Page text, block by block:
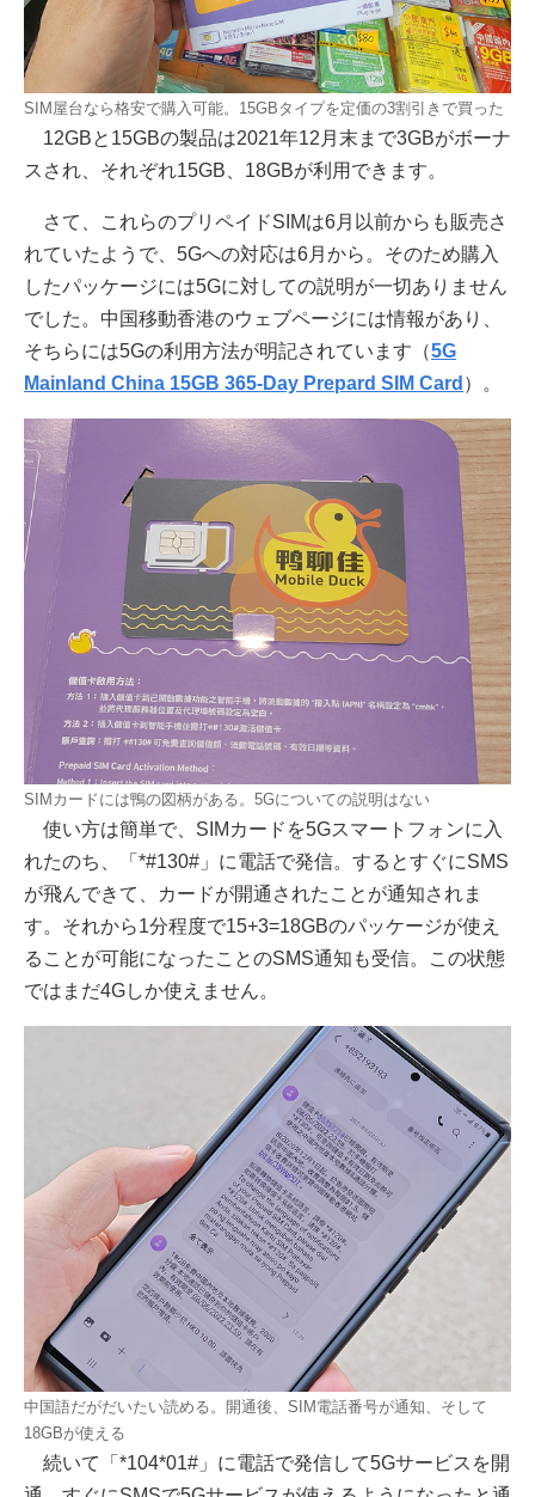
SIM屋台なら格安で購入可能。15GBタイプを定価の3割引きで買った
12GBと15GBの製品は2021年12月末まで3GBがボーナ
スされ、それぞれ15GB、18GBが利用できます。
さて、これらのプリペイドSIMは6月以前からも販売さ
れていたようで、5Gへの対応は6月から。そのため購入
したパッケージには5Gに対しての説明が一切ありません
でした。中国移動香港のウェブページには情報があり、
そちらには5Gの利用方法が明記されています（5G
Mainland China 15GB 365-Day Prepard SIM Card ）。
SIMカードには鴨の図柄がある。5Gについての説明はない
使い方は簡単で、SIMカードを5Gスマートフォンに入
れたのち、「*#130#」に電話で発信。するとすぐにSMS
が飛んできて、カードが開通されたことが通知されま
す。それから1分程度で15+3=18GBのパッケージが使え
ることが可能になったことのSMS通知も受信。この状態
ではまだ4Gしか使えません。
中国語だがだいたい読める。開通後、SIM電話番号が通知、そして
18GBが使える
続いて「*104*01#」に電話で発信して5Gサービスを開